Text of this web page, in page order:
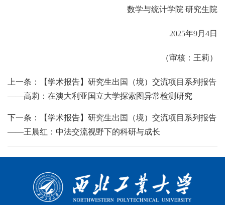
数学与统计学院 研究生院
2025年9月4日
（审核：王莉）
上一条：【学术报告】研究生出国（境）交流项目系列报告
——高莉：在澳大利亚国立大学探索图异常检测研究
下一条：【学术报告】研究生出国（境）交流项目系列报告
——王晨红：中法交流视野下的科研与成长